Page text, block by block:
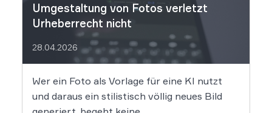
Umgestaltung von Fotos verletzt
Urheberrecht nicht
28.04.2026
Wer ein Foto als Vorlage für eine KI nutzt
und daraus ein stilistisch völlig neues Bild